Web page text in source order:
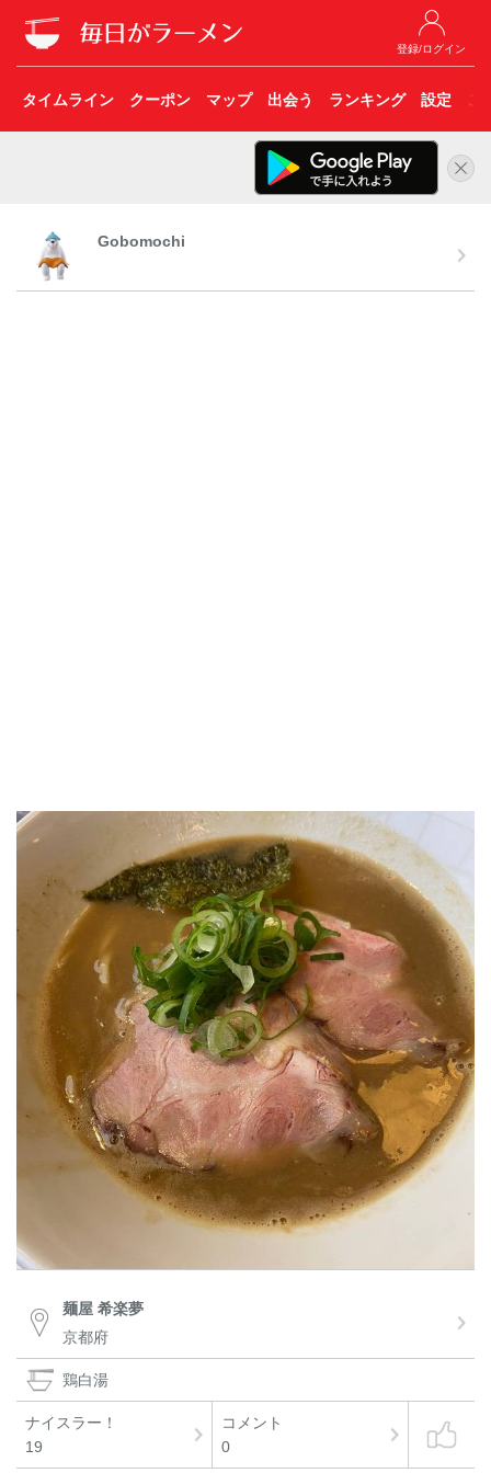
登録/ログイン
タイムライン クーポン マップ 出会う ランキング 設定 こ
Gobomochi
麺屋 希楽夢
京都府
鶏白湯
ナイスラー！
19
コメント
0